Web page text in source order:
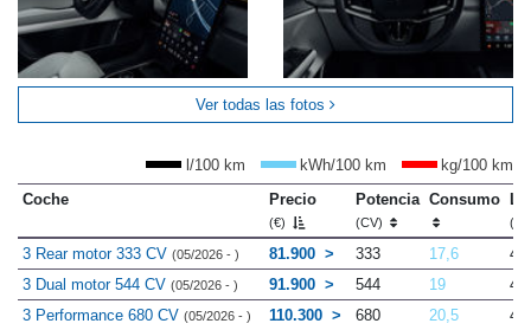
Ver todas las fotos
l/100 km kWh/100 km
kg/100 km
Coche
Precio
(€)
Potencia
(CV)
Consumo
3 Rear motor 333 CV (05/2026 - ) 81.900 333 17,6
3 Dual motor 544 CV (05/2026 - ) 91.900 544 19
3 Performance 680 CV (05/2026 - ) 110.300 680 20,5